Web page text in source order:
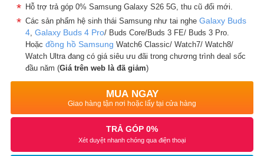
Hỗ trợ trả góp 0% Samsung Galaxy S26 5G, thu cũ đổi mới.
Các sản phẩm hệ sinh thái Samsung như tai ngheGalaxy Buds
4,Galaxy Buds 4 Pro/ Buds Core/Buds 3 FE/ Buds 3 Pro.
Hoặcđồng hồ Samsung Watch6 Classic/ Watch7/ Watch8/
Watch Ultra đang có giá siêu ưu đãi trong chương trình deal sốc
đầu năm (Giá trên web là đã giảm)
MUA NGAY
Giao hàng tận nơi hoặc lấy tại cửa hàng
TRẢ GÓP 0%
Xét duyệt nhanh chóng qua điện thoại